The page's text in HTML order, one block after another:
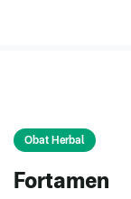
Obat Herbal
Fortamen